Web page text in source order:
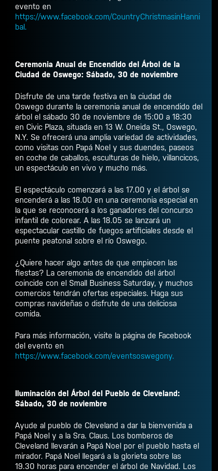
evento en
https://www.facebook.com/CountryChristmasinHanni
bal.
Ceremonia Anual de Encendido del Árbol de la
Ciudad de Oswego: Sábado, 30 de noviembre
Disfrute de una tarde festiva en la ciudad de
Oswego durante la ceremonia anual de encendido del
árbol el sábado 30 de noviembre de 15:00 a 18:30
en Civic Plaza, situada en 13 W. Oneida St., Oswego,
N.Y. Se ofrecerá una amplia variedad de actividades,
como visitas con Papá Noel y sus duendes, paseos
en coche de caballos, esculturas de hielo, villancicos,
un espectáculo en vivo y mucho más.
El espectáculo comenzará a las 17.00 y el árbol se
encenderá a las 18.00 en una ceremonia especial en
la que se reconocerá a los ganadores del concurso
infantil de colorear. A las 18.05 se lanzará un
espectacular castillo de fuegos artificiales desde el
puente peatonal sobre el río Oswego.
¿Quiere hacer algo antes de que empiecen las
fiestas? La ceremonia de encendido del árbol
coincide con el Small Business Saturday, y muchos
comercios tendrán ofertas especiales. Haga sus
compras navideñas o disfrute de una deliciosa
comida.
Para más información, visite la página de Facebook
del evento en
https://www.facebook.com/eventsoswegony.
Iluminación del Árbol del Pueblo de Cleveland:
Sábado, 30 de noviembre
Ayude al pueblo de Cleveland a dar la bienvenida a
Papá Noel y a la Sra. Claus. Los bomberos de
Cleveland llevarán a Papá Noel por el pueblo hasta el
mirador. Papá Noel llegará a la glorieta sobre las
19.30 horas para encender el árbol de Navidad. Los